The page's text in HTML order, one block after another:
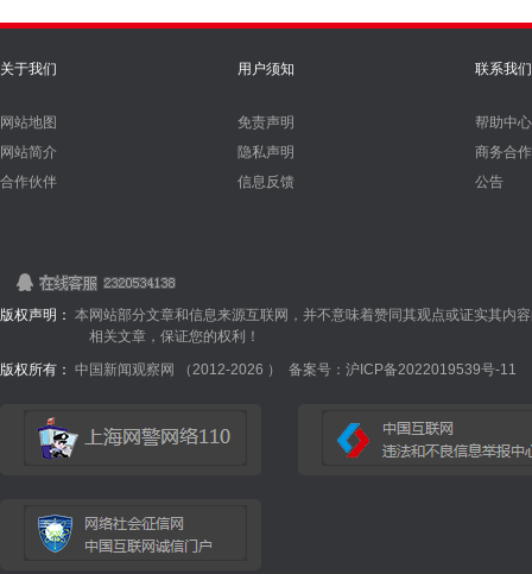
关于我们
网站地图
网站简介
合作伙伴
用户须知
免责声明
隐私声明
信息反馈
联系我们
帮助中心
商务合作
公告
版权声明： 本网站部分文章和信息来源互联网，并不意味着赞同其观点或证实其内
相关文章，保证您的权利！
版权所有： 中国新闻观察网 （2012-2026 ） 备案号：沪ICP备2022019539号-11